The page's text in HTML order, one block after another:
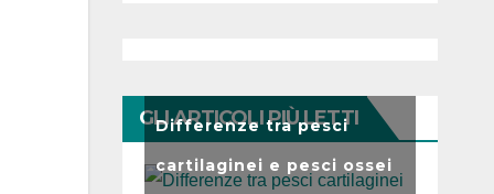
GLI ARTICOLI PIÙ LETTI
Differenze tra pesci
cartilaginei e pesci ossei